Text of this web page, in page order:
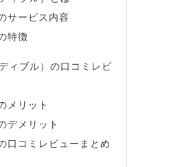
サービス内容
特徴
ィブル）の口コミレビ
メリット
デメリット
口コミレビューまとめ